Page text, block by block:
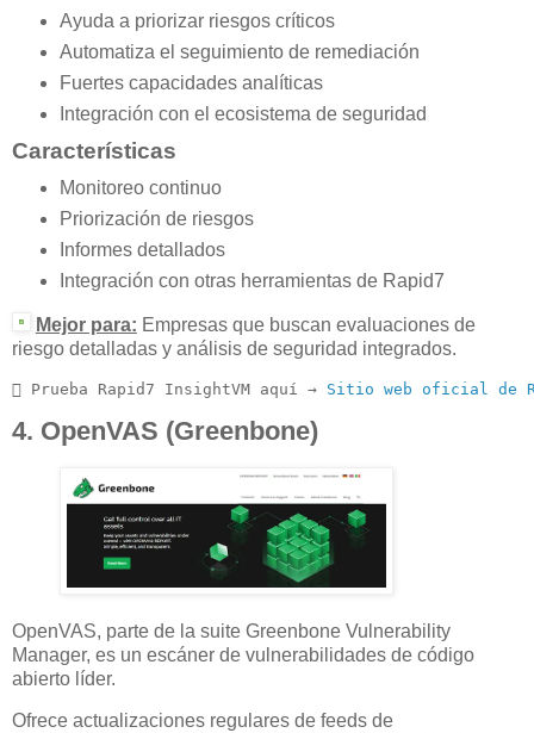
Ayuda a priorizar riesgos críticos
Automatiza el seguimiento de remediación
Fuertes capacidades analíticas
Integración con el ecosistema de seguridad
Características
Monitoreo continuo
Priorización de riesgos
Informes detallados
Integración con otras herramientas de Rapid7
Mejor para: Empresas que buscan evaluaciones de
riesgo detalladas y análisis de seguridad integrados.
 Prueba Rapid7 InsightVM aquí → Sitio web oficial de
4. OpenVAS (Greenbone)
OpenVAS, parte de la suite Greenbone Vulnerability
Manager, es un escáner de vulnerabilidades de código
abierto líder.
Ofrece actualizaciones regulares de feeds de